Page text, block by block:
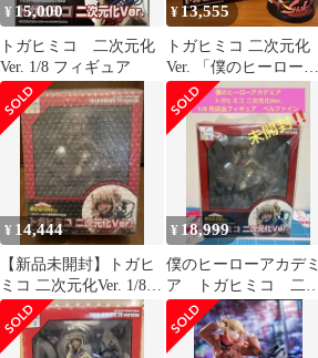
¥ 15,000
トガヒミコ 二次元化
Ver. 1/8 フィギュア
¥ 13,555
トガヒミコ 二次元化
Ver. 「僕のヒーローア
カデミア」 1/8 フィギ
ュア
¥ 14,444
【新品未開封】トガヒ
ミコ 二次元化Ver. 1/8
完成品フィギュア ヒ
ロアカ
¥ 18,999
僕のヒーローアカデミ
ア トガヒミコ 二次
元彩色 ベルファイ
ン スケールフィギュ
ア